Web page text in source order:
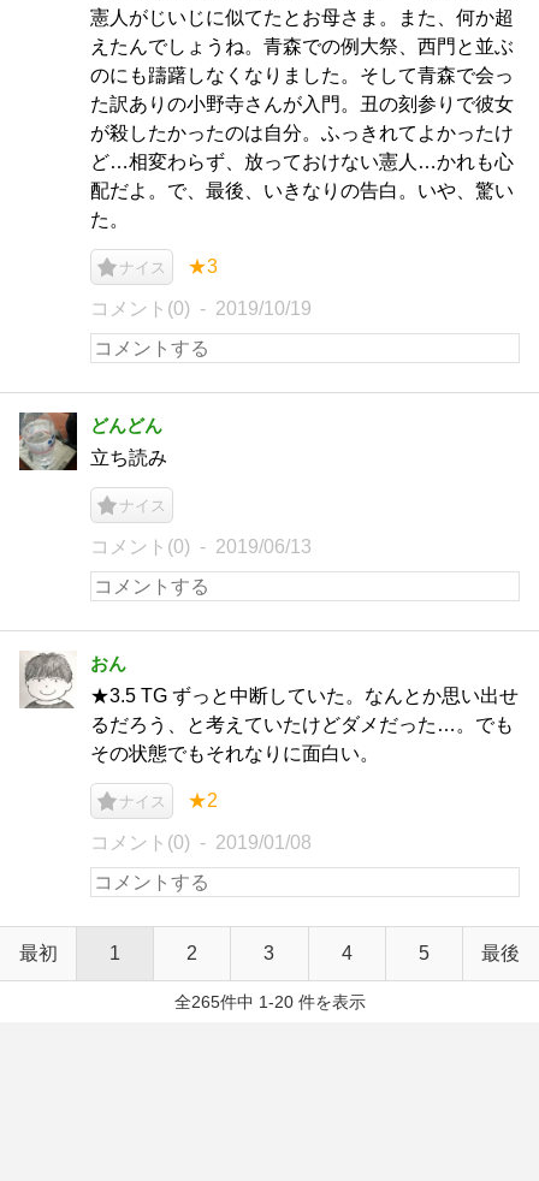
憲人がじいじに似てたとお母さま。また、何か超
えたんでしょうね。青森での例大祭、西門と並ぶ
のにも躊躇しなくなりました。そして青森で会っ
た訳ありの小野寺さんが入門。丑の刻参りで彼女
が殺したかったのは自分。ふっきれてよかったけ
ど…相変わらず、放っておけない憲人…かれも心
配だよ。で、最後、いきなりの告白。いや、驚い
た。
ナイス ★3
コメント(0) 2019/10/19
どんどん
立ち読み
ナイス
コメント(0) 2019/06/13
おん
★3.5 TG ずっと中断していた。なんとか思い出せ
るだろう、と考えていたけどダメだった…。でも
その状態でもそれなりに面白い。
ナイス ★2
コメント(0) 2019/01/08
最初 1 2 3 4 5 最後
全265件中 1-20 件を表示